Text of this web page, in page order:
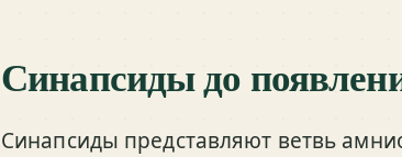
Синапсиды до
Синапсиды представляют ветвь